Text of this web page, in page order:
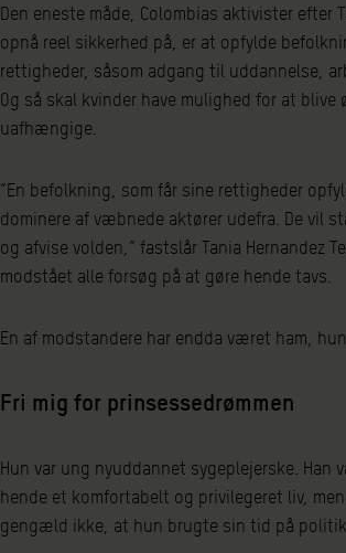
Den eneste måde, Colombias aktivister efter
opnå reel sikkerhed på, er at opfylde
rettigheder, såsom adgang til uddannelse,
Og så skal kvinder have mulighed for at blive
uafhængige.
”En befolkning, som får sine rettigheder
dominere af væbnede aktører udefra. De vil
og afvise volden,” fastslår Tania Hernandez
modstået alle forsøg på at gøre hende tavs.
En af modstandere har endda været ham,
Fri mig for prinsessedrømmen
Hun var ung nyuddannet sygeplejerske. Han
hende et komfortabelt og privilegeret liv,
gengæld ikke, at hun brugte sin tid på politik.